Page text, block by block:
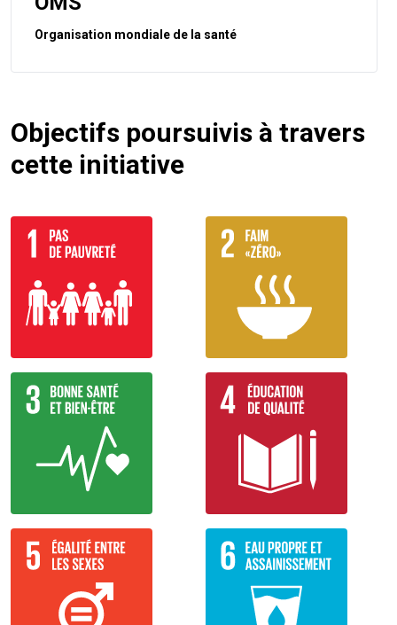
Organisation mondiale de la santé
Objectifs poursuivis à travers
cette initiative